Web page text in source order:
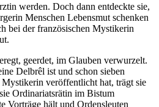
werden. Doch dann entdeckte sie,
Menschen Lebensmut schenken
bei der französischen Mystikerin
geerdet, im Glauben verwurzelt.
Delbrêl ist und schon sieben
veröffentlicht hat, trägt sie
Ordinariatsrätin im Bistum
Vorträge hält und Ordensleuten